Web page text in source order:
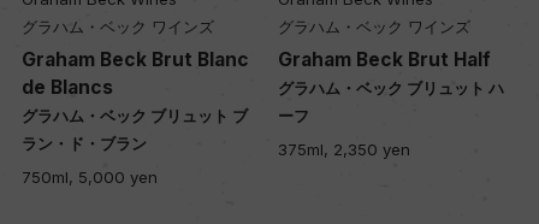
平均収量
52hl/ha
樹齢
14年
インズ
Blanc
リュット ブ
グラハム・ベック ワインズ
Graham Beck Brut Half
グラハム・ベック ブリュット ハ
ーフ
375ml, 2,350 yen
グラハム・ベック ワ
Graham Beck
e
イヴ